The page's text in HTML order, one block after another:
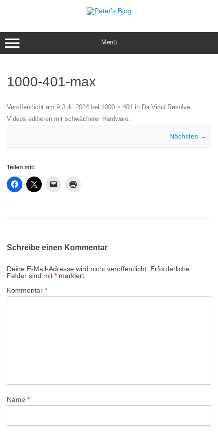
Menü
1000-401-max
Veröffentlicht am 9.Juli. 2024 bei 1000 × 401 in Da Vinci Resolve
Videos editieren mit schwächerer Hardware.
Nächstes →
Teilen mit:
Schreibe einen Kommentar
Deine E-Mail-Adresse wird nicht veröffentlicht. Erforderliche
Felder sind mit * markiert
Kommentar *
Name *